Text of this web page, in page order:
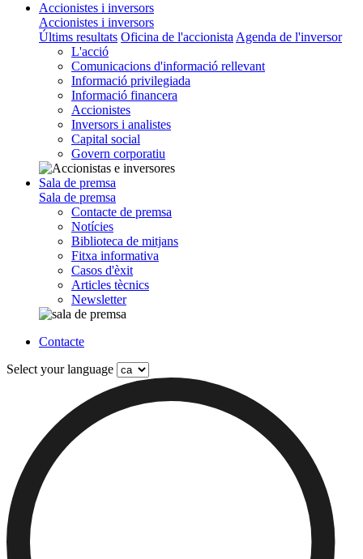
Accionistes i inversors
Accionistes i inversors
Últims resultats Oficina de l'accionista Agenda de l'inversor
L'acció
Comunicacions d'informació rellevant
Informació privilegiada
Informació financera
Accionistes
Inversors i analistes
Capital social
Govern corporatiu
Sala de premsa
Sala de premsa
Contacte de premsa
Notícies
Biblioteca de mitjans
Fitxa informativa
Casos d'èxit
Articles tècnics
Newsletter
Contacte
Select your language